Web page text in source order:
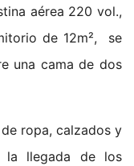
aérea 220 vol.,
de 12m², se
una cama de dos
ropa, calzados y
la llegada de los